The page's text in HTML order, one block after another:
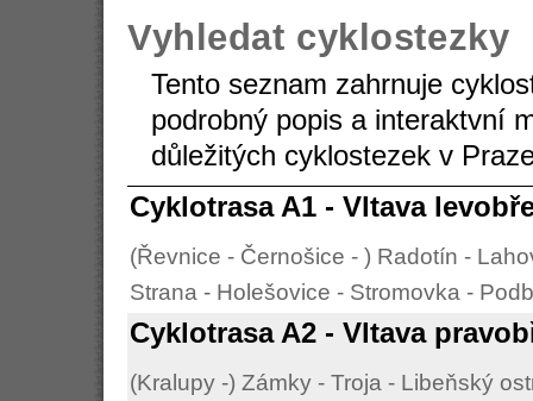
Vyhledat cyklostezky
Tento seznam zahrnuje
podrobný popis a interaktvní
důležitých cyklostezek v
Cyklotrasa A1 - Vltava
(Řevnice - Černošice - ) Radotín -
Strana - Holešovice - Stromovka -
Cyklotrasa A2 - Vltava
(Kralupy -) Zámky - Troja - Libeňský